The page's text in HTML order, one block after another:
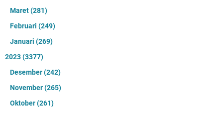
Maret(281)
Februari (249)
Januari (269)
2023(3377)
Desember(242)
November(265)
Oktober(261)